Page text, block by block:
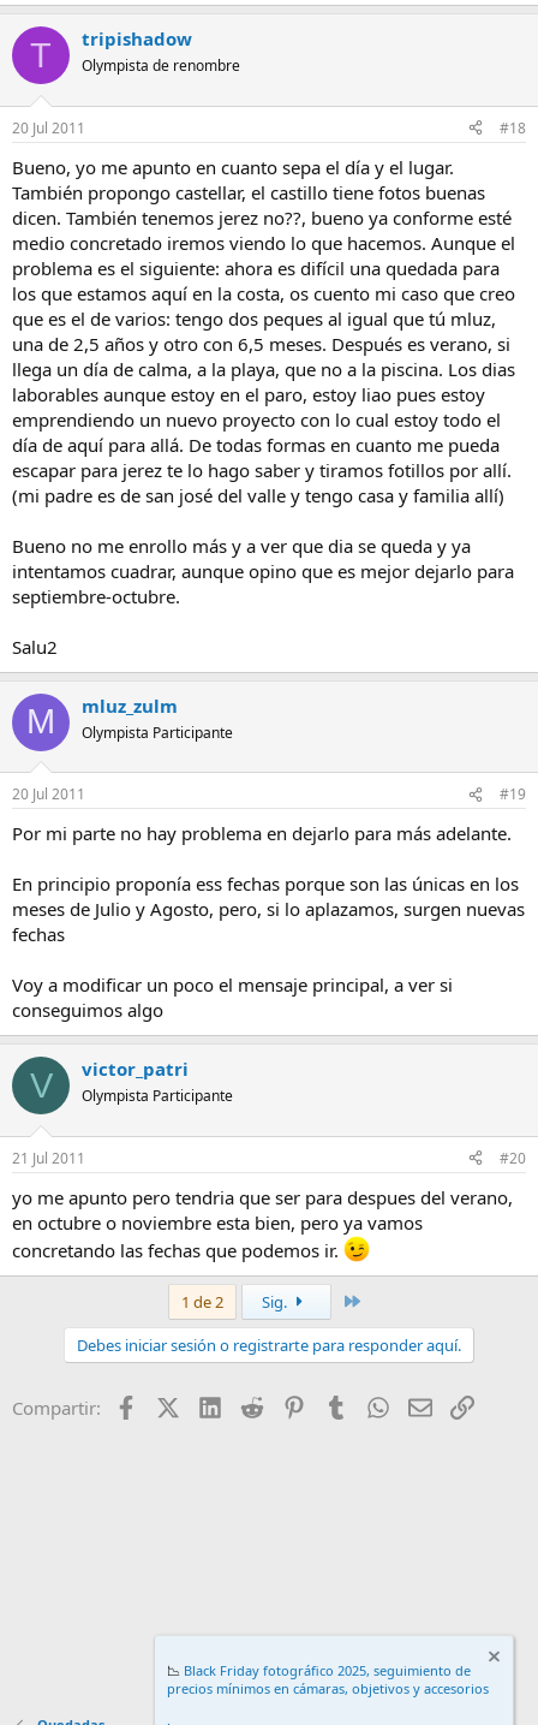
T tripishadow
Olympista de renombre
20 Jul 2011 #18
Bueno, yo me apunto en cuanto sepa el día y el lugar.
También propongo castellar, el castillo tiene fotos buenas
dicen. También tenemos jerez no??, bueno ya conforme esté
medio concretado iremos viendo lo que hacemos. Aunque el
problema es el siguiente: ahora es difícil una quedada para
los que estamos aquí en la costa, os cuento mi caso que creo
que es el de varios: tengo dos peques al igual que tú mluz,
una de 2,5 años y otro con 6,5 meses. Después es verano, si
llega un día de calma, a la playa, que no a la piscina. Los dias
laborables aunque estoy en el paro, estoy liao pues estoy
emprendiendo un nuevo proyecto con lo cual estoy todo el
día de aquí para allá. De todas formas en cuanto me pueda
escapar para jerez te lo hago saber y tiramos fotillos por allí.
(mi padre es de san josé del valle y tengo casa y familia allí)
Bueno no me enrollo más y a ver que dia se queda y ya
intentamos cuadrar, aunque opino que es mejor dejarlo para
septiembre-octubre.
Salu2
M mluz_zulm
Olympista Participante
20 Jul 2011 #19
Por mi parte no hay problema en dejarlo para más adelante.
En principio proponía ess fechas porque son las únicas en los
meses de Julio y Agosto, pero, si lo aplazamos, surgen nuevas
fechas
Voy a modificar un poco el mensaje principal, a ver si
conseguimos algo
V victor_patri
Olympista Participante
21 Jul 2011 #20
yo me apunto pero tendria que ser para despues del verano,
en octubre o noviembre esta bien, pero ya vamos
concretando las fechas que podemos ir.
1 de 2 Sig.
Debes iniciar sesión o registrarte para responder aquí.
Compartir: FacebookX (Twitter)
LinkedIn
Reddit PinterestTumblr WhatsApp
EmailEnlace
📉 Black Friday fotográfico 2025, seguimiento de
precios mínimos en cámaras, objetivos y accesorios
.